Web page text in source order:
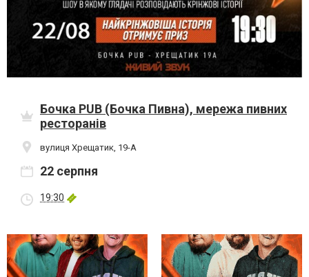
Бочка PUB (Бочка Пивна), мережа пивних
ресторанів
вулиця Хрещатик, 19-А
22 серпня
19:30